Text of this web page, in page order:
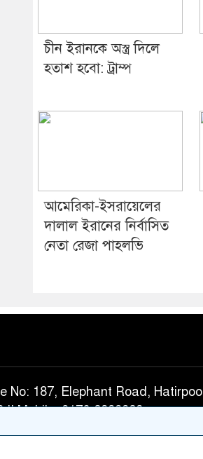
চীন ইরানকে অস্ত্র দিলে
হতাশ হবো: ট্রাম্প
আমেরিকা-ইসরায়েলের
দালাল ইরানের নির্বাসিত
নেতা রেজা পাহলভি
No: 187, Elephant Road, Hatirpool
|| Mobile: 0176-2398823